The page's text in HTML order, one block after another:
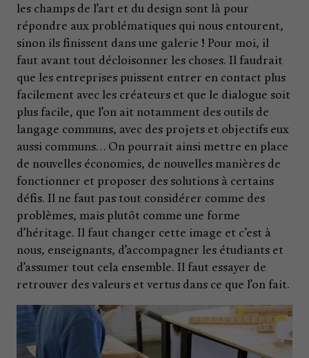
les champs de l’art et du design sont là pour
répondre aux problématiques qui nous entourent,
sinon ils finissent dans une galerie ! Pour moi, il
faut avant tout décloisonner les choses. Il faudrait
que les entreprises puissent entrer en contact plus
facilement avec les créateurs et que le dialogue soit
plus facile, que l’on ait notamment des outils de
langage communs, avec des projets et objectifs eux
aussi communs… On pourrait ainsi mettre en place
de nouvelles économies, de nouvelles manières de
fonctionner et proposer des solutions à certains
défis. Il ne faut pas tout considérer comme des
problèmes, mais plutôt comme une forme
d’héritage. Il faut changer cette image et c’est à
nous, enseignants, d’accompagner les étudiants et
d’assumer tout cela ensemble. Il faut essayer de
retrouver des valeurs et vertus dans ce que l’on fait.